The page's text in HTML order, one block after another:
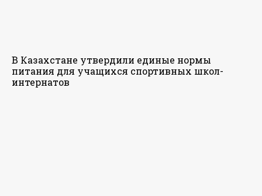
В Казахстане утвердили единые нормы
питания для учащихся спортивных школ-
интернатов